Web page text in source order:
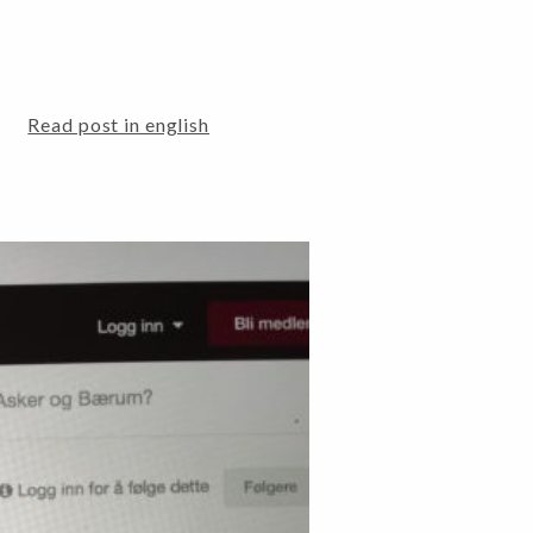
Read post in english